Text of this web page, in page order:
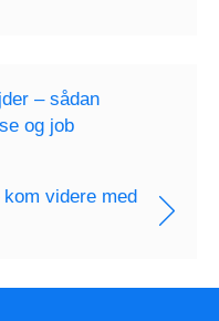
– sådan
og job
videre med